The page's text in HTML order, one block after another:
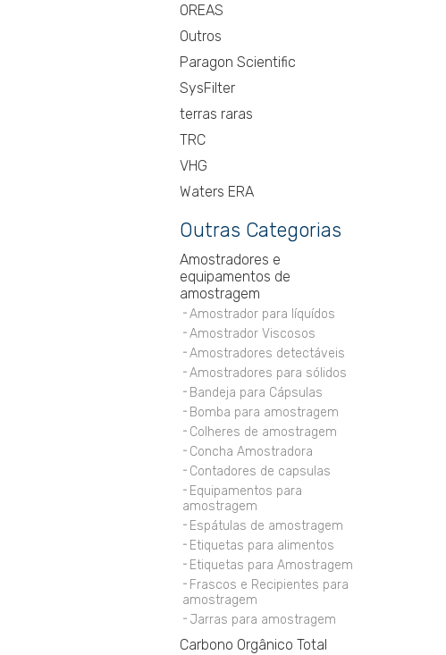
OREAS
Outros
Paragon Scientific
SysFilter
terras raras
TRC
VHG
Waters ERA
Outras Categorias
Amostradores e
equipamentos de
amostragem
Amostrador para líquídos
Amostrador Viscosos
Amostradores detectáveis
Amostradores para sólidos
Bandeja para Cápsulas
Bomba para amostragem
Colheres de amostragem
Concha Amostradora
Contadores de capsulas
Equipamentos para
amostragem
Espátulas de amostragem
Etiquetas para alimentos
Etiquetas para Amostragem
Frascos e Recipientes para
amostragem
Jarras para amostragem
Carbono Orgânico Total